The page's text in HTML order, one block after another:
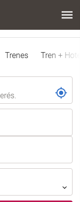
Trenes Tren +